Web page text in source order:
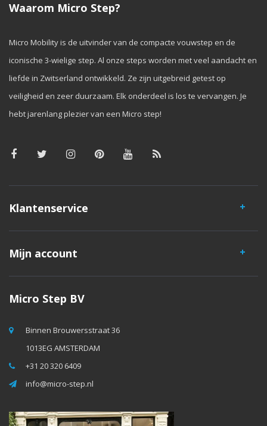
Waarom Micro Step?
Micro Mobility is de uitvinder van de compacte vouwstep en de
iconische 3-wielige step. Al onze steps worden met veel aandacht en
liefde in Zwitserland ontwikkeld. Ze zijn uitgebreid getest op
veiligheid en zeer duurzaam. Elk onderdeel is los te vervangen. Je
hebt jarenlang plezier van een Micro step!
Klantenservice
Mijn account
Micro Step BV
Binnen Brouwersstraat 36
1013EG AMSTERDAM
+31 20 320 6409
info@micro-step.nl